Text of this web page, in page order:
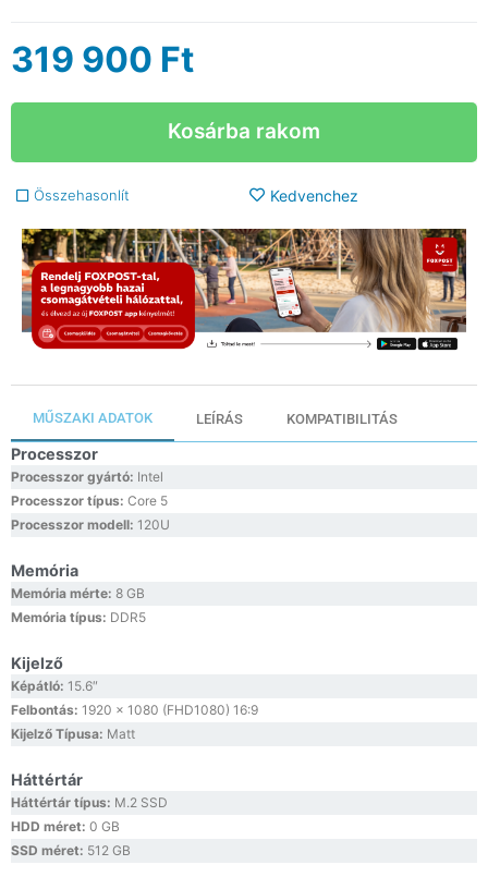
319 900 Ft
Kosárba rakom
Összehasonlít Kedvenchez
MŰSZAKI ADATOK LEÍRÁS KOMPATIBILITÁS
Processzor
Processzor gyártó: Intel
Processzor típus: Core 5
Processzor modell: 120U
Memória
Memória mérte: 8 GB
Memória típus: DDR5
Kijelző
Képátló: 15.6″
Felbontás: 1920 x 1080 (FHD1080) 16:9
Kijelző Típusa: Matt
Háttértár
Háttértár típus: M.2 SSD
HDD méret: 0 GB
SSD méret: 512 GB